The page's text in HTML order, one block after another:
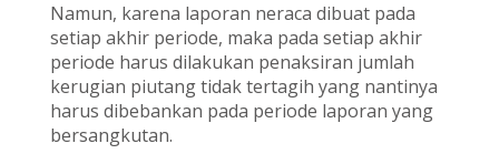
Namun, karena laporan neraca dibuat pada
setiap akhir periode, maka pada setiap akhir
periode harus dilakukan penaksiran jumlah
kerugian piutang tidak tertagih yang nantinya
harus dibebankan pada periode laporan yang
bersangkutan.